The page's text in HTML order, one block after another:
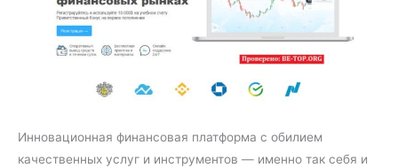
Инновационная финансовая платформа с обилием
качественных услуг и инструментов — именно так себя и